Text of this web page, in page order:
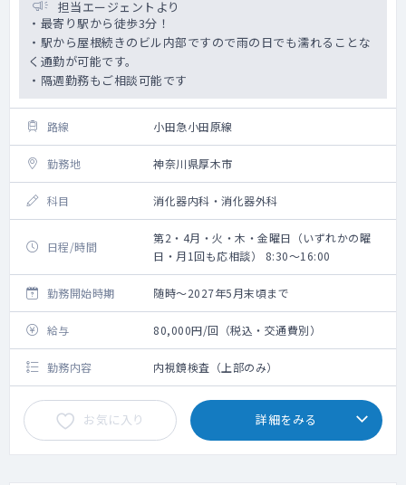
担当エージェントより
・最寄り駅から徒歩3分！
・駅から屋根続きのビル内部ですので雨の日でも濡れることな
く通勤が可能です。
・隔週勤務もご相談可能です
路線 小田急小田原線
勤務地 神奈川県厚木市
科目 消化器内科・消化器外科
日程/時間
第2・4月・火・木・金曜日（いずれかの曜
日・月1回も応相談） 8:30～16:00
勤務開始時期 随時～2027年5月末頃まで
給与 80,000円/回（税込・交通費別）
勤務内容 内視鏡検査（上部のみ）
お気に入り 詳細をみる